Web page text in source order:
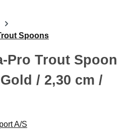
Spoons
Pro Trout Spoon
/ 2,30 cm /